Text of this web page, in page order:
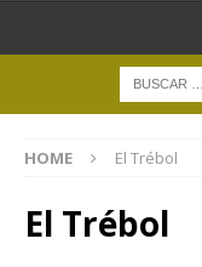
HOME El Trébol
El Trébol